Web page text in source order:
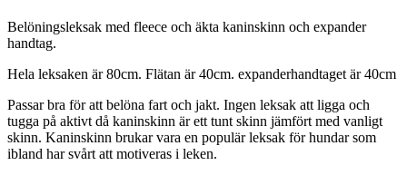
Belöningsleksak med fleece och äkta kaninskinn och expander
handtag.
Hela leksaken är 80cm. Flätan är 40cm. expanderhandtaget är 40cm
Passar bra för att belöna fart och jakt. Ingen leksak att ligga och
tugga på aktivt då kaninskinn är ett tunt skinn jämfört med vanligt
skinn. Kaninskinn brukar vara en populär leksak för hundar som
ibland har svårt att motiveras i leken.